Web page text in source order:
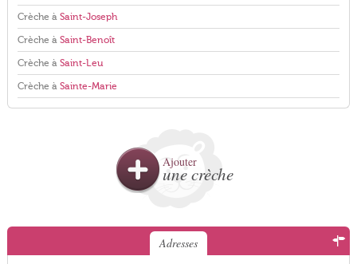
Crèche à Saint-Joseph
Crèche à Saint-Benoît
Crèche à Saint-Leu
Crèche à Sainte-Marie
Ajouter
une crèche
Adresses